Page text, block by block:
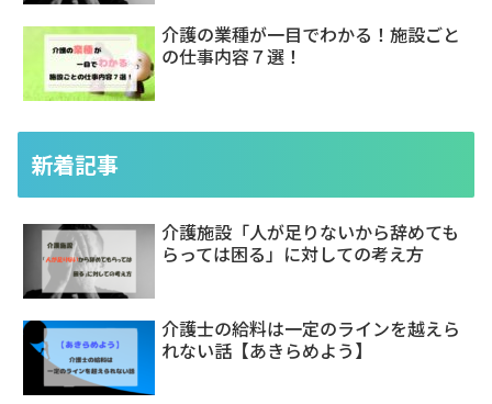
介護の業種が一目でわかる！施設ごと
の仕事内容７選！
新着記事
介護施設「人が足りないから辞めても
らっては困る」に対しての考え方
介護士の給料は一定のラインを越えら
れない話【あきらめよう】